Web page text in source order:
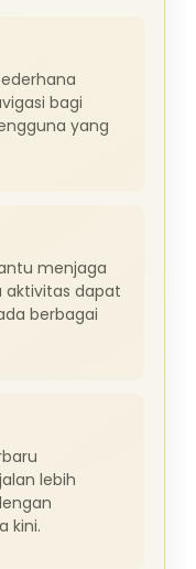
bagi
yang
menjaga
aktivitas dapat
berbagai
lebih
kini.